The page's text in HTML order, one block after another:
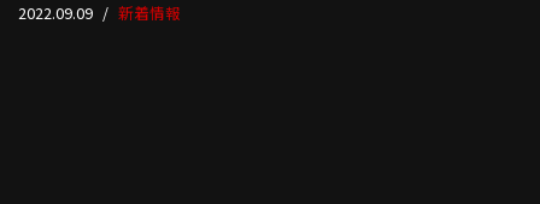
2022.09.09 新着情報